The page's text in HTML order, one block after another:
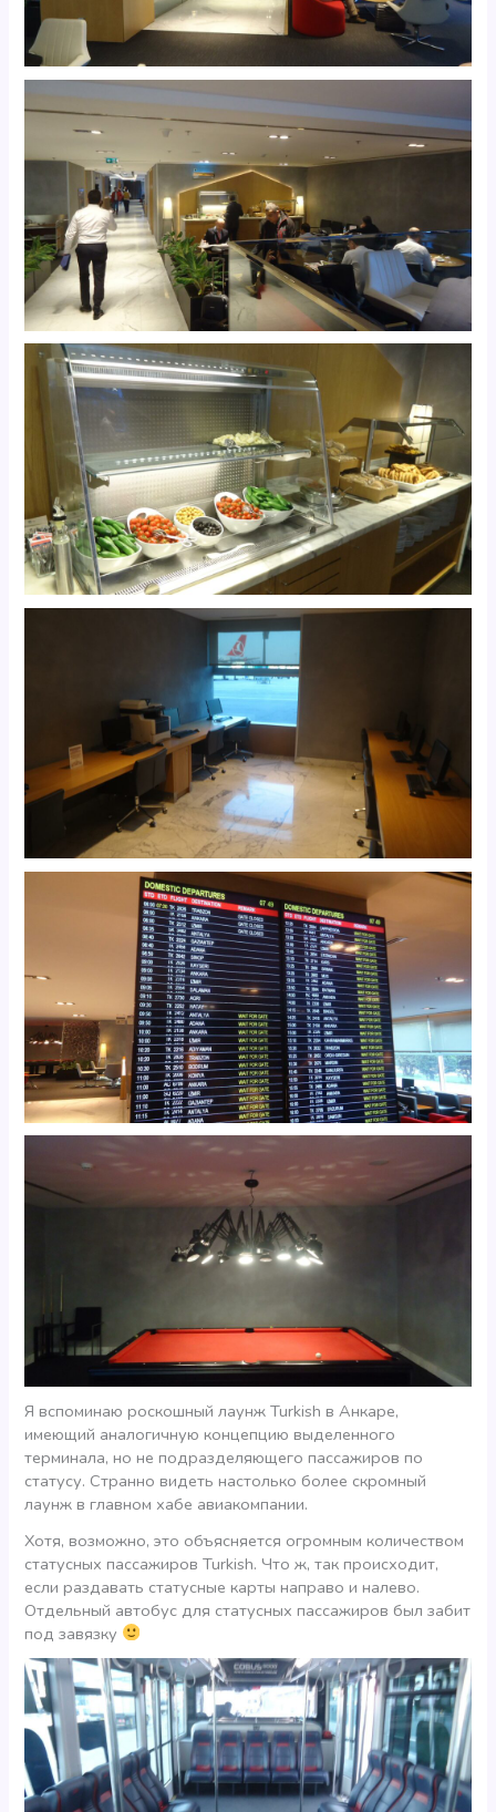
Я вспоминаю роскошный лаунж Turkish в Анкаре,
имеющий аналогичную концепцию выделенного
терминала, но не подразделяющего пассажиров по
статусу. Странно видеть настолько более скромный
лаунж в главном хабе авиакомпании.
Хотя, возможно, это объясняется огромным количеством
статусных пассажиров Turkish. Что ж, так происходит,
если раздавать статусные карты направо и налево.
Отдельный автобус для статусных пассажиров был забит
под завязку